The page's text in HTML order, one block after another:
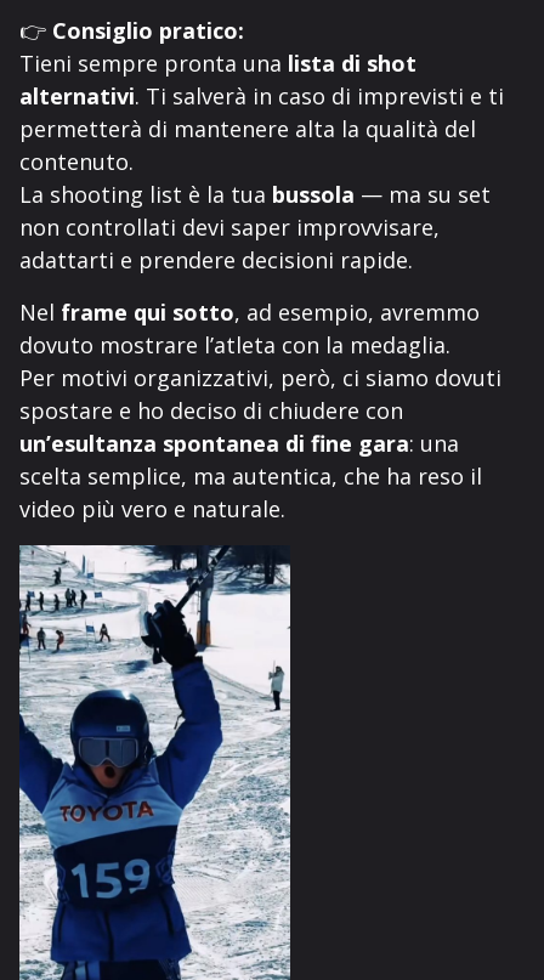
👉 Consiglio pratico:
Tieni sempre pronta una lista di shot
alternativi. Ti salverà in caso di imprevisti e ti
permetterà di mantenere alta la qualità del
contenuto.
La shooting list è la tua bussola — ma su set
non controllati devi saper improvvisare,
adattarti e prendere decisioni rapide.
Nel frame qui sotto, ad esempio, avremmo
dovuto mostrare l’atleta con la medaglia.
Per motivi organizzativi, però, ci siamo dovuti
spostare e ho deciso di chiudere con
un’esultanza spontanea di fine gara: una
scelta semplice, ma autentica, che ha reso il
video più vero e naturale.